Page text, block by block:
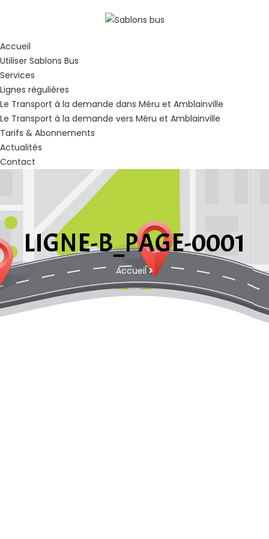
Accueil
Utiliser Sablons Bus
Services
Lignes régulières
Le Transport à la demande dans Méru et Amblainville
Le Transport à la demande vers Méru et Amblainville
Tarifs & Abonnements
Actualités
Contact
LIGNE-B_PAGE-0001
Accueil